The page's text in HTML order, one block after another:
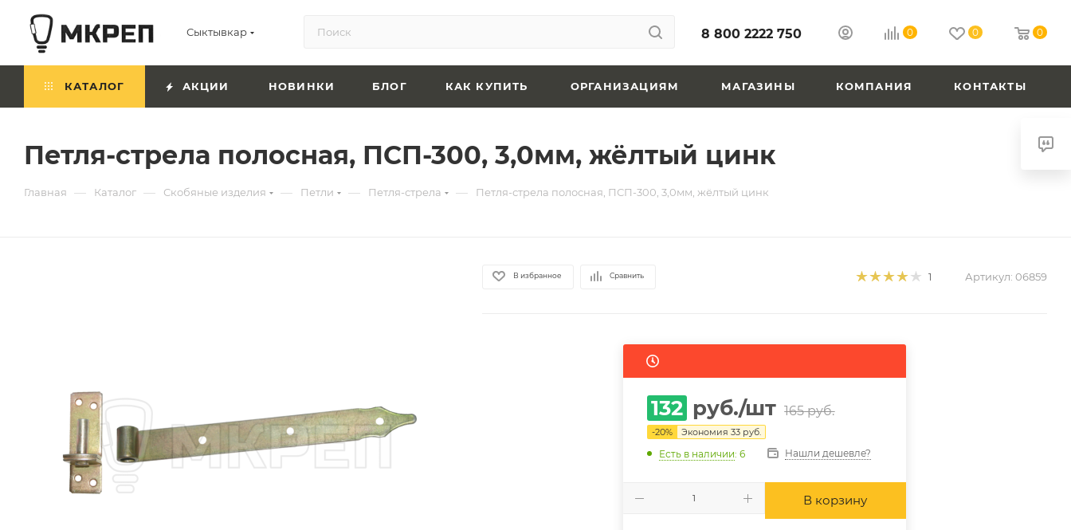
Сыктывкар 8 800 2222 750 0 0 0
КАТАЛОГ АКЦИИ НОВИНКИ БЛОГ КАК КУПИТЬ ОРГАНИЗАЦИЯМ МАГАЗИНЫ КОМПАНИЯ КОНТАКТЫ
Петля-стрела полосная, ПСП-300, 3,0мм, жёлтый цинк
Главная — Каталог — Скобяные изделия — Петли — Петля-стрела — Петля-стрела полосная, ПСП-300, 3,0мм, жёлтый цинк
В избранное Сравнить 1 Артикул: 06859
132 руб./шт 165руб.
-20% Экономия33 руб.
Есть в наличии: 6 Нашли дешевле?
В корзину